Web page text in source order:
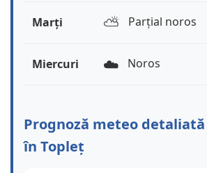
Marți ⛅️ Parțial noros
Miercuri ☁️ Noros
Prognoză meteo
în Topleț